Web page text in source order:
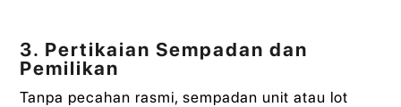
3. Pertikaian Sempadan dan
Pemilikan
Tanpa pecahan rasmi, sempadan unit atau lot